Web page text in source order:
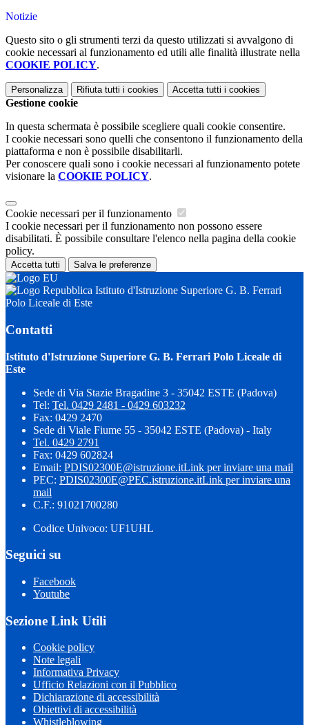
Notizie
Questo sito o gli strumenti terzi da questo utilizzati si avvalgono di
cookie necessari al funzionamento ed utili alle finalità illustrate nella
COOKIE POLICY.
Personalizza Rifiuta tutti i cookies Accetta tutti i cookies
Gestione cookie
In questa schermata è possibile scegliere quali cookie consentire.
I cookie necessari sono quelli che consentono il funzionamento della
piattaforma e non è possibile disabilitarli.
Per conoscere quali sono i cookie necessari al funzionamento potete
visionare la COOKIE POLICY.
Cookie necessari per il funzionamento
I cookie necessari per il funzionamento non possono essere
disabilitati. È possibile consultare l'elenco nella pagina della cookie
policy.
Accetta tutti Salva le preferenze
Istituto d'Istruzione Superiore G. B. Ferrari
Polo Liceale di Este
Contatti
Istituto d'Istruzione Superiore G. B. Ferrari Polo Liceale di
Este
Sede di Via Stazie Bragadine 3 - 35042 ESTE (Padova)
Tel: Tel. 0429 2481 - 0429 603232
Fax: 0429 2470
Sede di Viale Fiume 55 - 35042 ESTE (Padova) - Italy
Tel. 0429 2791
Fax: 0429 602824
Email: PDIS02300E@istruzione.itLink per inviare una mail
PEC: PDIS02300E@PEC.istruzione.itLink per inviare una
mail
C.F.: 91021700280
Codice Univoco: UF1UHL
Seguici su
Facebook
Youtube
Sezione Link Utili
Cookie policy
Note legali
Informativa Privacy
Ufficio Relazioni con il Pubblico
Dichiarazione di accessibilità
Obiettivi di accessibilità
Whistleblowing